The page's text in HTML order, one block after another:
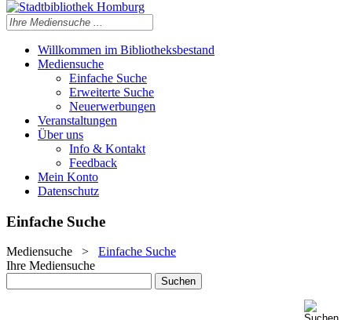
Willkommen im Bibliotheksbestand
Mediensuche
Einfache Suche
Erweiterte Suche
Neuerwerbungen
Veranstaltungen
Über uns
Info & Kontakt
Feedback
Mein Konto
Datenschutz
Einfache Suche
Mediensuche > Einfache Suche
Ihre Mediensuche